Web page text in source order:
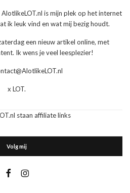
is mijn plek op het internet
ik leuk vind en wat mij bezig houdt.
een nieuw artikel online, met
Ik wens je veel leesplezier!
x LOT.
staan affiliate links
Volg mij